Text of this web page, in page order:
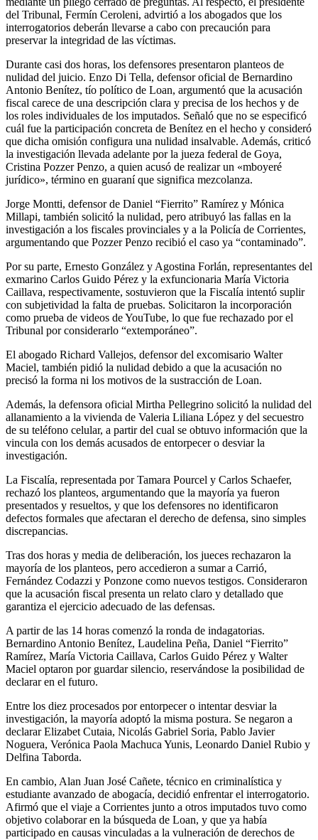
del Tribunal, Fermín Ceroleni, advirtió a los abogados que los
interrogatorios deberán llevarse a cabo con precaución para
preservar la integridad de las víctimas.
Durante casi dos horas, los defensores presentaron planteos de
nulidad del juicio. Enzo Di Tella, defensor oficial de Bernardino
Antonio Benítez, tío político de Loan, argumentó que la acusación
fiscal carece de una descripción clara y precisa de los hechos y de
los roles individuales de los imputados. Señaló que no se especificó
cuál fue la participación concreta de Benítez en el hecho y consideró
que dicha omisión configura una nulidad insalvable. Además, criticó
la investigación llevada adelante por la jueza federal de Goya,
Cristina Pozzer Penzo, a quien acusó de realizar un «mboyeré
jurídico», término en guaraní que significa mezcolanza.
Jorge Montti, defensor de Daniel “Fierrito” Ramírez y Mónica
Millapi, también solicitó la nulidad, pero atribuyó las fallas en la
investigación a los fiscales provinciales y a la Policía de Corrientes,
argumentando que Pozzer Penzo recibió el caso ya “contaminado”.
Por su parte, Ernesto González y Agostina Forlán, representantes del
exmarino Carlos Guido Pérez y la exfuncionaria María Victoria
Caillava, respectivamente, sostuvieron que la Fiscalía intentó suplir
con subjetividad la falta de pruebas. Solicitaron la incorporación
como prueba de videos de YouTube, lo que fue rechazado por el
Tribunal por considerarlo “extemporáneo”.
El abogado Richard Vallejos, defensor del excomisario Walter
Maciel, también pidió la nulidad debido a que la acusación no
precisó la forma ni los motivos de la sustracción de Loan.
Además, la defensora oficial Mirtha Pellegrino solicitó la nulidad del
allanamiento a la vivienda de Valeria Liliana López y del secuestro
de su teléfono celular, a partir del cual se obtuvo información que la
vincula con los demás acusados de entorpecer o desviar la
investigación.
La Fiscalía, representada por Tamara Pourcel y Carlos Schaefer,
rechazó los planteos, argumentando que la mayoría ya fueron
presentados y resueltos, y que los defensores no identificaron
defectos formales que afectaran el derecho de defensa, sino simples
discrepancias.
Tras dos horas y media de deliberación, los jueces rechazaron la
mayoría de los planteos, pero accedieron a sumar a Carrió,
Fernández Codazzi y Ponzone como nuevos testigos. Consideraron
que la acusación fiscal presenta un relato claro y detallado que
garantiza el ejercicio adecuado de las defensas.
A partir de las 14 horas comenzó la ronda de indagatorias.
Bernardino Antonio Benítez, Laudelina Peña, Daniel “Fierrito”
Ramírez, María Victoria Caillava, Carlos Guido Pérez y Walter
Maciel optaron por guardar silencio, reservándose la posibilidad de
declarar en el futuro.
Entre los diez procesados por entorpecer o intentar desviar la
investigación, la mayoría adoptó la misma postura. Se negaron a
declarar Elizabet Cutaia, Nicolás Gabriel Soria, Pablo Javier
Noguera, Verónica Paola Machuca Yunis, Leonardo Daniel Rubio y
Delfina Taborda.
En cambio, Alan Juan José Cañete, técnico en criminalística y
estudiante avanzado de abogacía, decidió enfrentar el interrogatorio.
Afirmó que el viaje a Corrientes junto a otros imputados tuvo como
objetivo colaborar en la búsqueda de Loan, y que ya había
participado en causas vinculadas a la vulneración de derechos de